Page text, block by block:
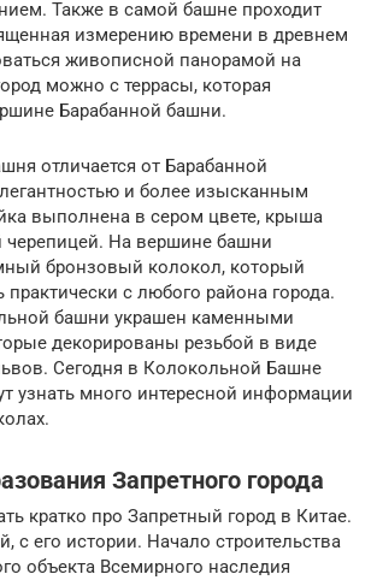
Также в самой башне проходит
измерению времени в древнем
живописной панорамой на
можно с террасы, которая
Барабанной башни.
отличается от Барабанной
и более изысканным
выполнена в сером цвете, крыша
черепицей. На вершине башни
бронзовый колокол, который
с любого района города.
башни украшен каменными
декорированы резьбой в виде
Сегодня в Колокольной Башне
узнать много интересной информации
Запретного города
кратко про Запретный город в Китае.
с его истории. Начало строительства
объекта Всемирного наследия